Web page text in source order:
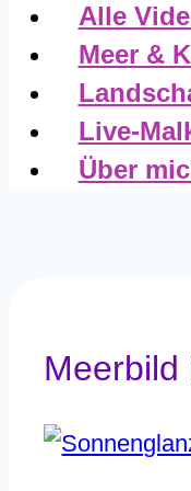
Alle
Meer &
Live-
Über
Meerbild